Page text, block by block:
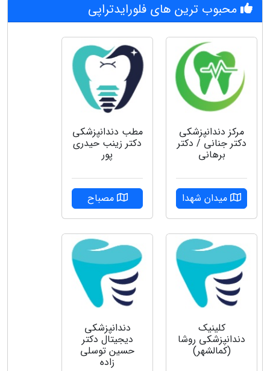
محبوب ترین های فلورایدتراپی
مرکز دندانپزشکی
دکتر جنانی / دکتر
برهانی
میدان شهدا
مطب دندانپزشکی
دکتر زینب حیدری
پور
مصباح
کلینیک
دندانپزشکی روشا
(کمالشهر)
دندانپزشکی
دیجیتال دکتر
حسین توسلی
زاده